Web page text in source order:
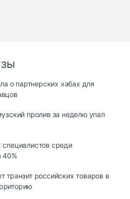
о партнерских хабах для
пролив за неделю упал
среди
40%
транзит российских товаров в